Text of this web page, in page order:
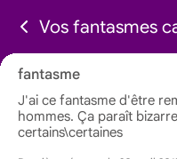
Vos fantasmes
fantasme
J'ai ce fantasme d'être
hommes. Ça paraît
certains\certaines